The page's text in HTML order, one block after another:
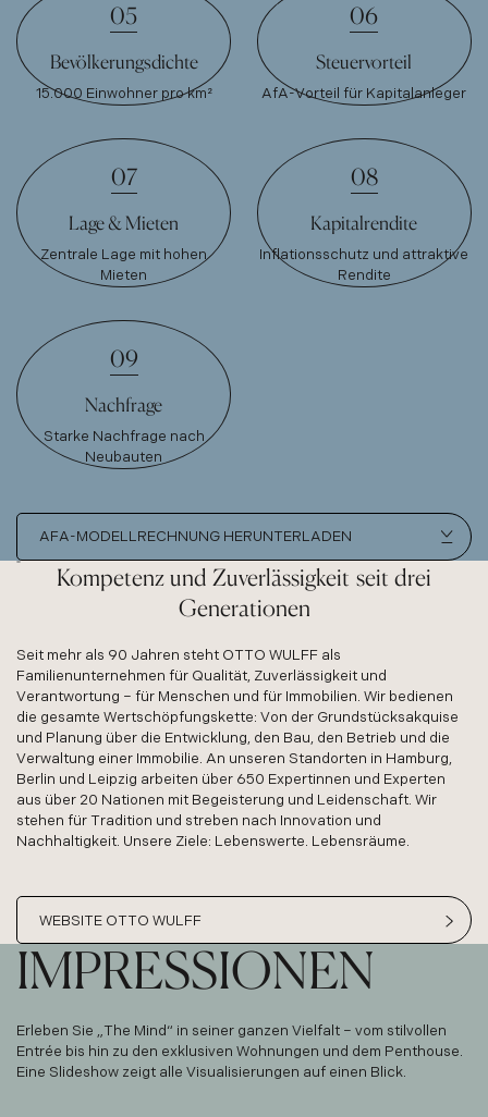
05
Bevölkerungsdichte
15.000 Einwohner pro km²
06
Steuervorteil
AfA-Vorteil für Kapitalanleger
07
Lage & Mieten
Zentrale Lage mit hohen
Mieten
08
Kapitalrendite
Inflationsschutz und attraktive
Rendite
09
Nachfrage
Starke Nachfrage nach
Neubauten
AFA-MODELLRECHNUNG HERUNTERLADEN
Kompetenz und Zuverlässigkeit seit drei
Generationen
Seit mehr als 90 Jahren steht OTTO WULFF als
Familienunternehmen für Qualität, Zuverlässigkeit und
Verantwortung – für Menschen und für Immobilien. Wir bedienen
die gesamte Wertschöpfungskette: Von der Grundstücksakquise
und Planung über die Entwicklung, den Bau, den Betrieb und die
Verwaltung einer Immobilie. An unseren Standorten in Hamburg,
Berlin und Leipzig arbeiten über 650 Expertinnen und Experten
aus über 20 Nationen mit Begeisterung und Leidenschaft. Wir
stehen für Tradition und streben nach Innovation und
Nachhaltigkeit. Unsere Ziele: Lebenswerte. Lebensräume.
WEBSITE OTTO WULFF
IMPRESSIONEN
Erleben Sie „The Mind“ in seiner ganzen Vielfalt – vom stilvollen
Entrée bis hin zu den exklusiven Wohnungen und dem Penthouse.
Eine Slideshow zeigt alle Visualisierungen auf einen Blick.